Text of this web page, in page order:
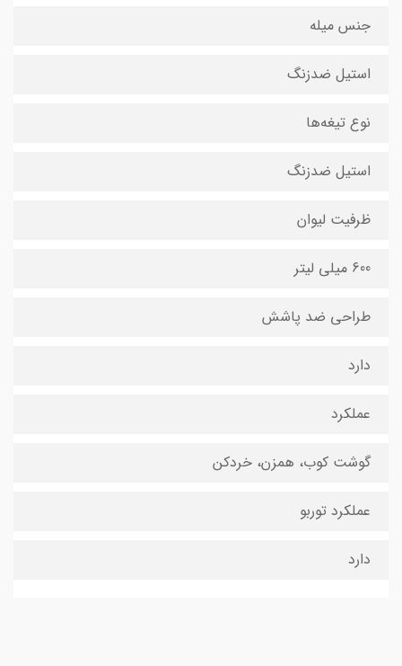
جنس میله
استیل ضدزنگ
نوع تیغه‌ها
استیل ضدزنگ
ظرفیت لیوان
600 میلی لیتر
طراحی ضد پاشش
دارد
عملکرد
گوشت کوب، همزن، خردکن
عملکرد توربو
دارد